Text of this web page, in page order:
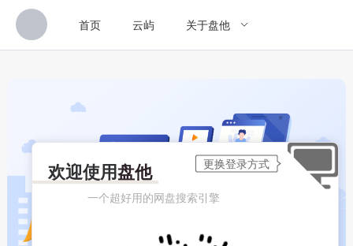
首页 云屿 关于盘他
欢迎使用盘他
一个超好用的网盘搜索引擎